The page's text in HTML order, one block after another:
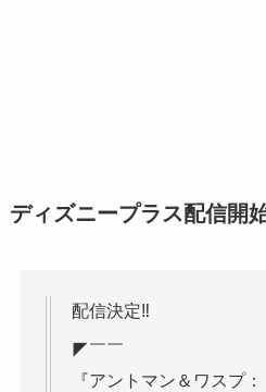
ディズニープラス配信開
配信決定‼
◤￣￣
『アントマン＆ワスプ：